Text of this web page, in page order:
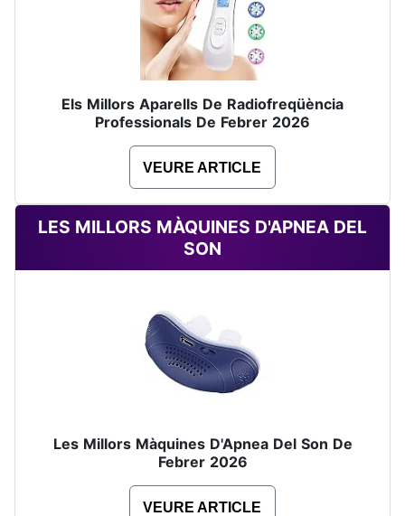
Els Millors Aparells De Radiofreqüència
Professionals De Febrer 2026
VEURE ARTICLE
LES MILLORS MÀQUINES D'APNEA DEL
SON
Les Millors Màquines D'Apnea Del Son De
Febrer 2026
VEURE ARTICLE